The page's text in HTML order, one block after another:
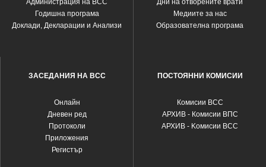
Администрация на ВСС
Годишна програма
Доклади, Декларации и Анализи
Дни на отворените врати
Медиите за нас
Образователна програма
ЗАСЕДАНИЯ НА ВСС
Oнлайн
Дневен ред
Протоколи
Приложения
Регистър
ПОСТОЯННИ КОМИСИИ
Комисии ВСС
АРХИВ - Комисии ВПС
АРХИВ - Kомисии ВСС